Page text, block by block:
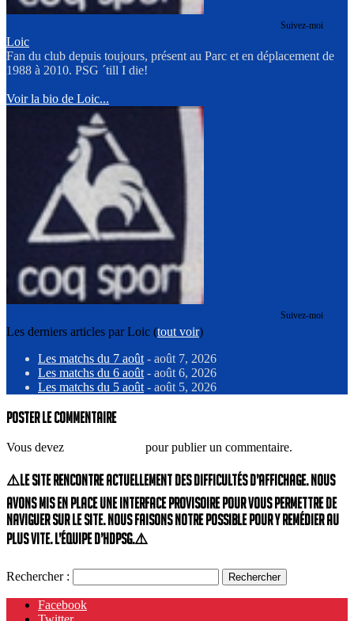
Suivez-moi
Loic
Fan du club depuis toujours, présent au Parc et en déplacement de
1988 à 2010. PSG ´till I die!
Voir la bio de Loic...
Suivez-moi
Les derniers articles par Loic (tout voir)
Les matchs du 7 août - août 7, 2026
Les matchs du 6 août - août 6, 2026
Les matchs du 5 août - août 5, 2026
Poster le commentaire
Vous devez pour publier un commentaire.
⚠️Le site rencontre actuellement des difficultés d’affichage. Nous
avons mis en place une interface provisoire pour vous permettre de
naviguer sur le site. Nous faisons notre possible pour y remédier au
plus vite. L’équipe d’HdPSG.⚠️
Rechercher :
Facebook